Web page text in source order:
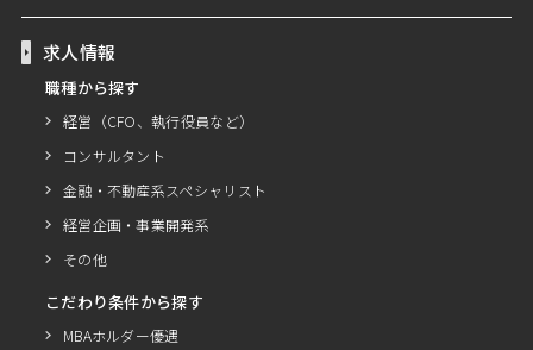
求人情報
職種から探す
経営（CFO、執行役員など）
コンサルタント
金融・不動産系スペシャリスト
経営企画・事業開発系
その他
こだわり条件から探す
MBAホルダー優遇